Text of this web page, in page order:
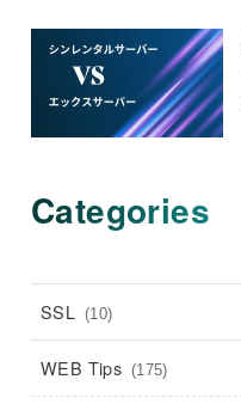
Categories
SSL (10)
WEB Tips (175)